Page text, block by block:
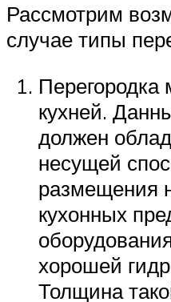
Рассмотрим
случае типы
кухней.
должен
несущей
размещения
кухонных
хорошей
Толщина